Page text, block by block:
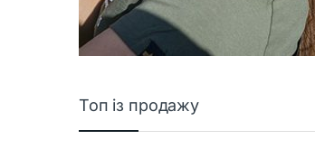
Топ із продажу